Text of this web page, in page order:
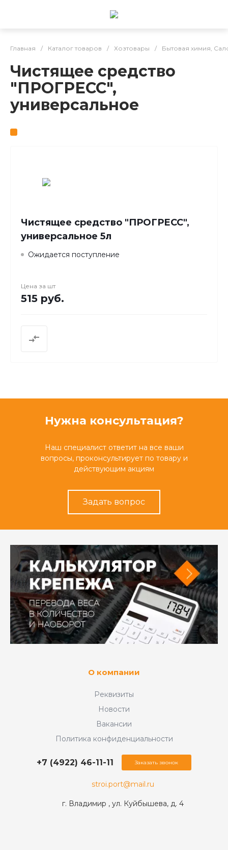
Главная / Каталог товаров / Хозтовары / Бытовая химия,
Чистящее средство
"ПРОГРЕСС",
универсальное
Чистящее средство "ПРОГРЕСС",
универсальное 5л
Ожидается поступление
Цена за шт
515 руб.
Нужна консультация?
Наш специалист ответит на все ваши
вопросы, проконсультирует по товару и
действующим акциям
Задать вопрос
О компании
Реквизиты
Новости
Вакансии
Политика конфиденциальности
stroi.port@mail.ru
+7 (4922) 46-11-11
г. Владимир , ул. Куйбышева, д. 4
Заказать звонок